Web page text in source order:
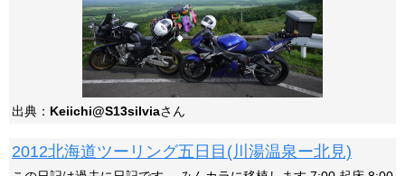
出典： Keiichi@S13silviaさん
2012北海道ツーリング五日目(川湯温泉ー北見)